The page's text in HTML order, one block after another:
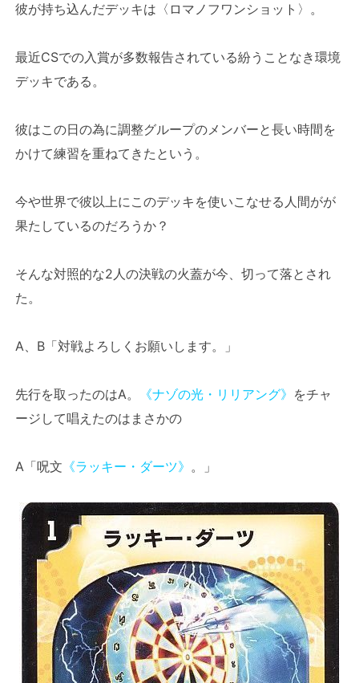
彼が持ち込んだデッキは〈ロマノフワンショット〉。
最近CSでの入賞が多数報告されている紛うことなき環境
デッキである。
彼はこの日の為に調整グループのメンバーと長い時間を
かけて練習を重ねてきたという。
今や世界で彼以上にこのデッキを使いこなせる人間がが
果たしているのだろうか？
そんな対照的な2人の決戦の火蓋が今、切って落とされ
た。
A、B「対戦よろしくお願いします。」
先行を取ったのはA。 《ナゾの光・リリアング》 をチャ
ージして唱えたのはまさかの
A「呪文 《ラッキー・ダーツ》 。」